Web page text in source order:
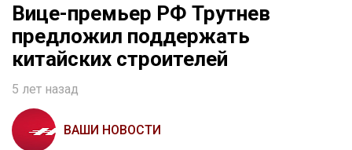
Вице-премьер РФ Трутнев
предложил поддержать
китайских строителей
5 лет назад
ВАШИ НОВОСТИ